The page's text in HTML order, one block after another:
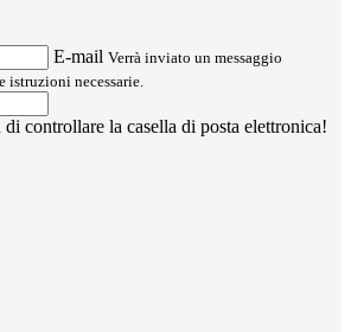
E-mail Verrà inviato un messaggio
necessarie.
controllare la casella di posta elettronica!